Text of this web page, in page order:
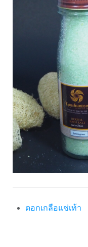
ดอกเกลือแช่เท้า